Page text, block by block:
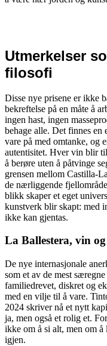
Utmerkelser
filosofi
Disse nye prisene er ikke
bekreftelse på en måte å
ingen hast, ingen
behage alle. Det finnes en
vare på med omtanke, og
autentisitet. Hver vin blir
å berøre uten å påtvinge
grensen mellom Castilla-
de nærliggende
blikk skaper et eget
kunstverk blir skapt: med
ikke kan gjentas.
La Ballestera, vin
De nye internasjonale
som et av de mest
familiedrevet, diskret og
med en vilje til å vare.
2024 skriver nå et nytt
ja, men også et rolig et.
ikke om å si alt, men om å
igjen.